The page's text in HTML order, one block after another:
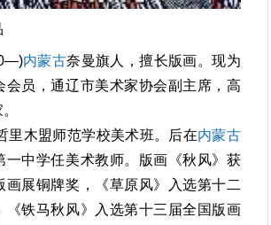
内蒙古奈曼旗人，擅长版画。现为
会员，通辽市美术家协会副主席，高
里木盟师范学校美术班。后在内蒙古
一中学任美术教师。版画《秋风》获
画展铜牌奖，《草原风》入选第十二
《铁马秋风》入选第十三届全国版画